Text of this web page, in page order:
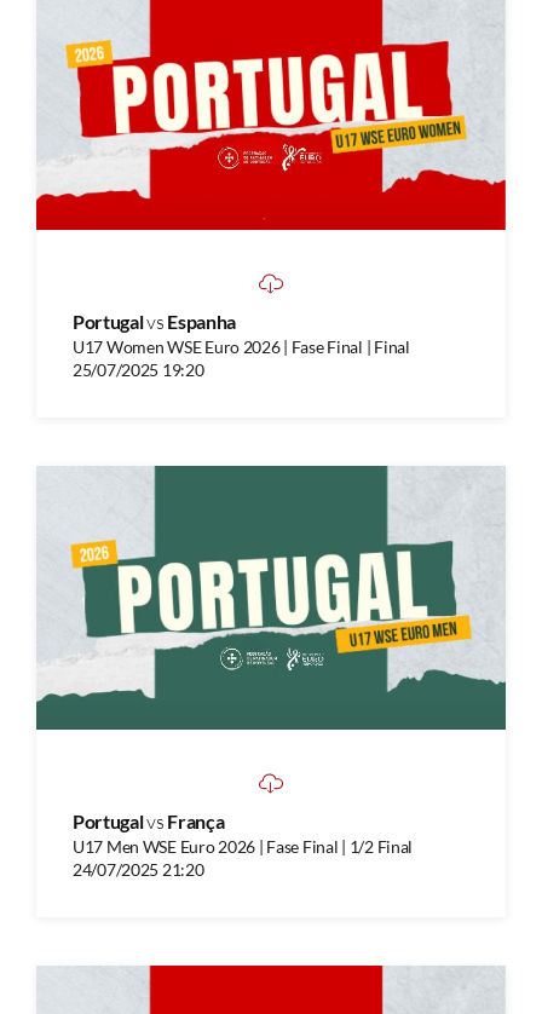
Portugalvs Espanha
U17 Women WSE Euro 2026 | Fase Final | Final
25/07/2025 19:20
Portugalvs França
U17 Men WSE Euro 2026 | Fase Final | 1/2 Final
24/07/2025 21:20